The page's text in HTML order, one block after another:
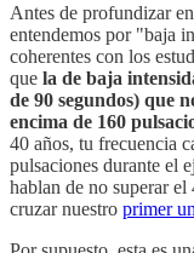
Antes de profundizar
entendemos por "baja
coherentes con los
que la de baja
de 90 segundos) que
encima de 160
40 años, tu frecuencia
pulsaciones durante el
hablan de no superar el
cruzar nuestro primer